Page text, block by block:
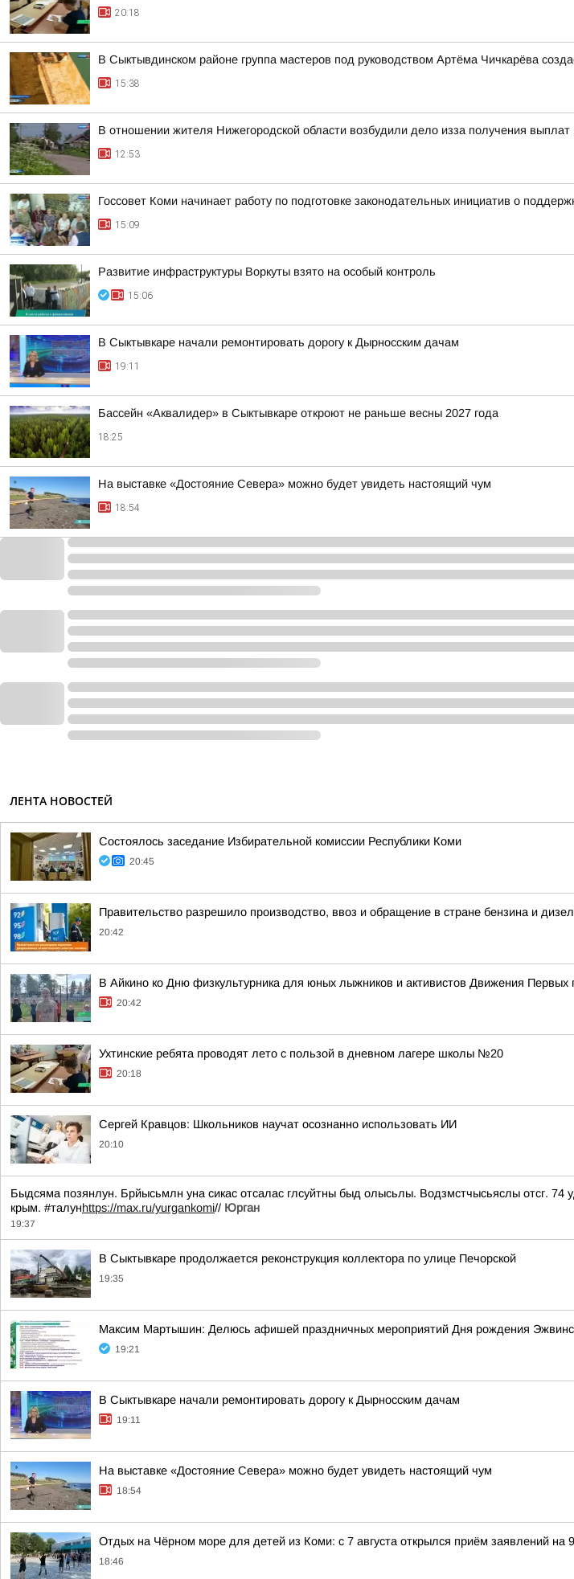
20:18
В Сыктывдинском районе группа мастеров под руководством Артёма Чичкарёва
15:38
В отношении жителя Нижегородской области возбудили дело изза получения
12:53
Госсовет Коми начинает работу по подготовке законодательных инициатив о
15:09
Развитие инфраструктуры Воркуты взято на особый контроль
15:06
В Сыктывкаре начали ремонтировать дорогу к Дырносским дачам
19:11
Бассейн «Аквалидер» в Сыктывкаре откроют не раньше весны 2027 года
18:25
На выставке «Достояние Севера» можно будет увидеть настоящий чум
18:54
ЛЕНТА НОВОСТЕЙ
Состоялось заседание Избирательной комиссии Республики Коми
20:45
Правительство разрешило производство, ввоз и обращение в стране бензина и
20:42
В Айкино ко Дню физкультурника для юных лыжников и активистов Движения Первых
20:42
Ухтинские ребята проводят лето с пользой в дневном лагере школы №20
20:18
Сергей Кравцов: Школьников научат осознанно использовать ИИ
20:10
Быдсяма позянлун. Брйысьмлн уна сикас отсалас глсуйтны быд олысьлы. Водзмстчысьяслы отсг. 74
крым. #талунhttps://max.ru/yurgankomi// Юрган
19:37
В Сыктывкаре продолжается реконструкция коллектора по улице Печорской
19:35
Максим Мартышин: Делюсь афишей праздничных мероприятий Дня рождения
19:21
В Сыктывкаре начали ремонтировать дорогу к Дырносским дачам
19:11
На выставке «Достояние Севера» можно будет увидеть настоящий чум
18:54
Отдых на Чёрном море для детей из Коми: с 7 августа открылся приём заявлений на
18:46